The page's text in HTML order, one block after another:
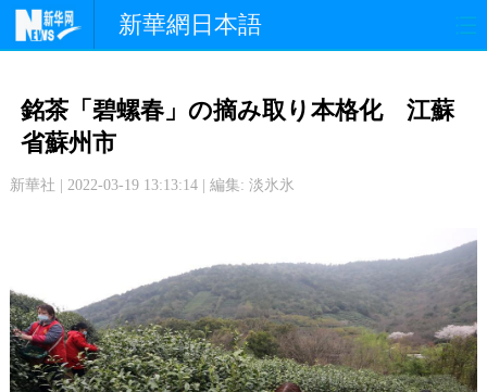
新華網日本語
文 化
中日交流 国 際
銘茶「碧螺春」の摘み取り本格化 江蘇
省蘇州市
新華社 | 2022-03-19 13:13:14 | 編集: 淡氷氷